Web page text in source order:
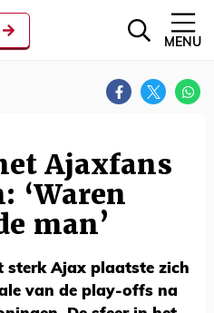
MENU
Ajaxfans
‘Waren
man’
sterk Ajax plaatste zich
van de play-offs na